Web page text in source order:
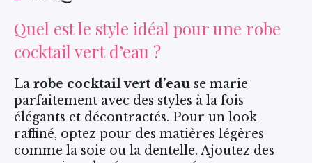
Quel est le style idéal pour une robe
cocktail vert d’eau ?
La robe cocktail vert d’eau se marie
parfaitement avec des styles à la fois
élégants et décontractés. Pour un look
raffiné, optez pour des matières légères
comme la soie ou la dentelle. Ajoutez des